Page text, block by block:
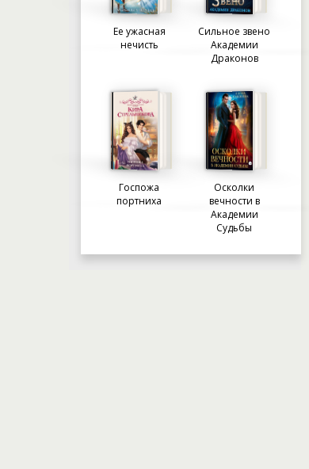
Ее ужасная
нечисть
Сильное звено
Академии
Драконов
Госпожа
портниха
Осколки
вечности в
Академии
Судьбы